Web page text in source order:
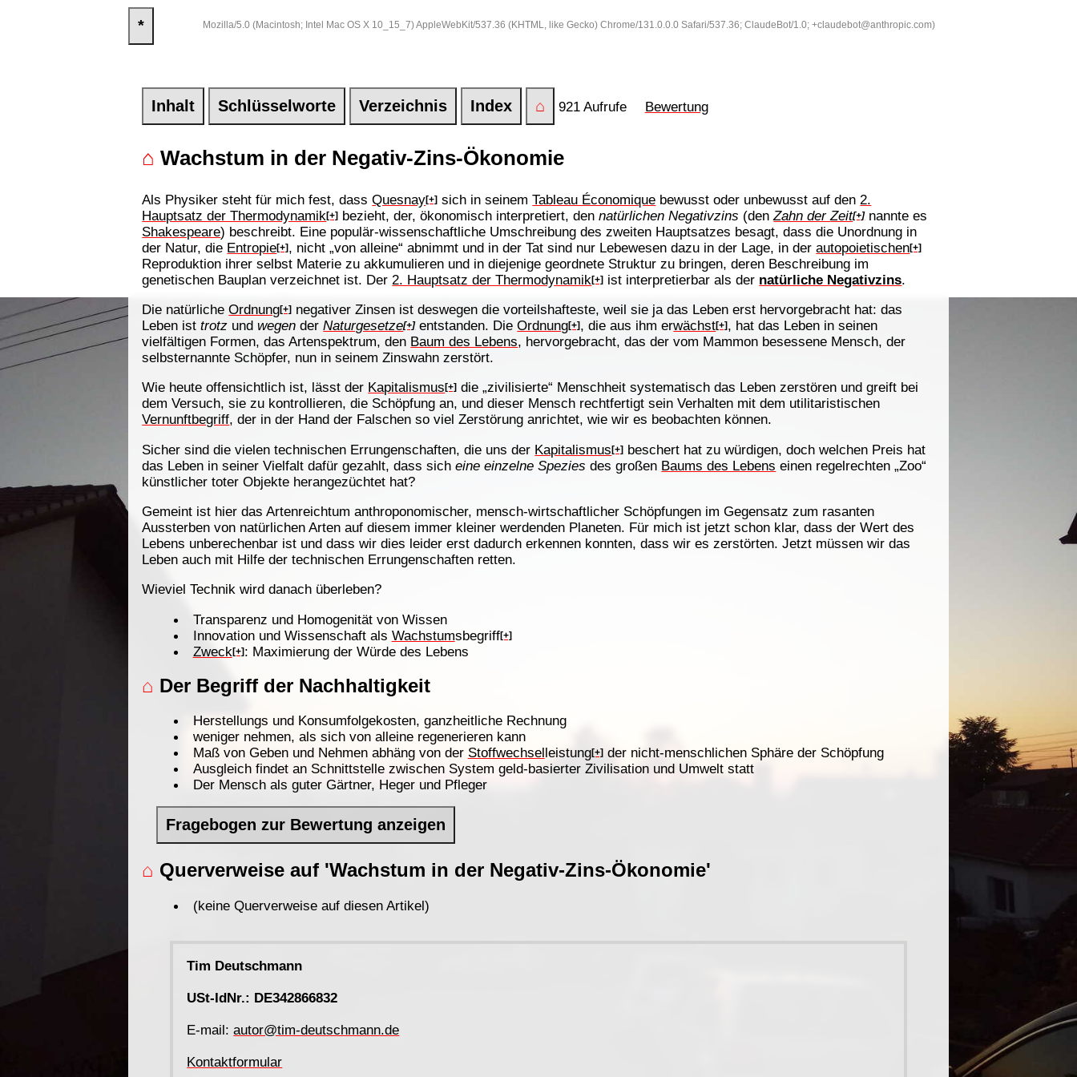
* Mozilla/5.0 (Macintosh; Intel Mac OS X 10_15_7) AppleWebKit/537.36 (KHTML, like Gecko) Chrome/131.0.0.0 Safari/537.36; ClaudeBot/1.0; +claudebot@anthropic.com)
Inhalt Schlüsselworte Verzeichnis Index ⌂ 921 Aufrufe Bewertung
⌂ Wachstum in der Negativ-Zins-Ökonomie
Als Physiker steht für mich fest, dassQuesnay[+] sich in seinemTableau Économique bewusst oder unbewusst auf den 2.
Hauptsatz der Thermodynamik[+] bezieht, der, ökonomisch interpretiert, dennatürlichen Negativzins (denZahn derZeit[+]nannte es
Shakespeare) beschreibt. Eine populär-wissenschaftliche Umschreibung des zweiten Hauptsatzes besagt, dass die Unordnung in
der Natur, die Entropie[+], nicht „von alleine“ abnimmt und in der Tat sind nur Lebewesen dazu in der Lage, in derautopoietischen[+]
Reproduktion ihrer selbst Materie zu akkumulieren und in diejenige geordnete Struktur zu bringen, deren Beschreibung im
genetischen Bauplan verzeichnet ist. Der 2. Hauptsatz der Thermodynamik[+] ist interpretierbar als der natürliche Negativzins.
Die natürlicheOrdnung[+] negativer Zinsen ist deswegen die vorteilshafteste, weil sie ja das Leben erst hervorgebracht hat: das
Leben isttrotz undwegen derNaturgesetze[+]entstanden. DieOrdnung[+] , die aus ihm erwächst[+] , hat das Leben in seinen
vielfältigen Formen, das Artenspektrum, den Baum des Lebens, hervorgebracht, das der vom Mammon besessene Mensch, der
selbsternannte Schöpfer, nun in seinem Zinswahn zerstört.
Wie heute offensichtlich ist, lässt der Kapitalismus[+] die „zivilisierte“ Menschheit systematisch das Leben zerstören und greift bei
dem Versuch, sie zu kontrollieren, die Schöpfung an, und dieser Mensch rechtfertigt sein Verhalten mit dem utilitaristischen
Vernunftbegriff, der in der Hand der Falschen so viel Zerstörung anrichtet, wie wir es beobachten können.
Sicher sind die vielen technischen Errungenschaften, die uns der Kapitalismus[+] beschert hat zu würdigen, doch welchen Preis hat
das Leben in seiner Vielfalt dafür gezahlt, dass sicheine einzelne Spezies des großen Baums des Lebens einen regelrechten „Zoo“
künstlicher toter Objekte herangezüchtet hat?
Gemeint ist hier das Artenreichtum anthroponomischer, mensch-wirtschaftlicher Schöpfungen im Gegensatz zum rasanten
Aussterben von natürlichen Arten auf diesem immer kleiner werdenden Planeten. Für mich ist jetzt schon klar, dass der Wert des
Lebens unberechenbar ist und dass wir dies leider erst dadurch erkennen konnten, dass wir es zerstörten. Jetzt müssen wir das
Leben auch mit Hilfe der technischen Errungenschaften retten.
Wieviel Technik wird danach überleben?
Transparenz und Homogenität von Wissen
Innovation und Wissenschaft als Wachstumsbegriff[+]
Zweck[+]: Maximierung der Würde des Lebens
⌂ Der Begriff der Nachhaltigkeit
Herstellungs und Konsumfolgekosten, ganzheitliche Rechnung
weniger nehmen, als sich von alleine regenerieren kann
Maß von Geben und Nehmen abhäng von der Stoffwechselleistung[+]der nicht-menschlichen Sphäre der Schöpfung
Ausgleich findet an Schnittstelle zwischen System geld-basierter Zivilisation und Umwelt statt
Der Mensch als guter Gärtner, Heger und Pfleger
Fragebogen zur Bewertung anzeigen
⌂ Querverweise auf 'Wachstum in der Negativ-Zins-Ökonomie'
(keine Querverweise auf diesen Artikel)
Tim Deutschmann
USt-IdNr.: DE342866832
E-mail:autor@tim-deutschmann.de
Kontaktformular